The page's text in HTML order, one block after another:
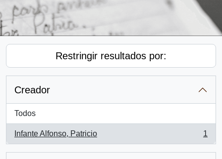
Restringir resultados por:
Creador
Todos
Infante Alfonso, Patricio
, 1 resultados
1